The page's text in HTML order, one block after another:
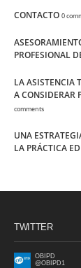
CONTACTO 0
PROFESIONAL
LA ASISTENCIA
A CONSIDERAR
comments
UNA
LA PRÁCTICA
TWITTER
OBIPD
@OBIPD1